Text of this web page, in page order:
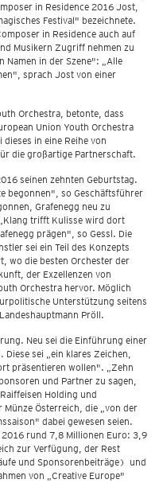
in Residence 2016 Jost,
Festival" bezeichnete.
in Residence auch auf
Musikern Zugriff nehmen zu
Namen in der Szene": „Alle
sprach Jost von einer
Orchestra, betonte, dass
Union Youth Orchestra
dieses in eine Reihe von
die großartige Partnerschaft.
seinen zehnten Geburtstag.
begonnen", so Geschäftsführer
Grafenegg neu zu
trifft Kulisse wird dort
prägen", so Gessl. Die
sei ein Teil des Konzepts
wo die besten Orchester der
der Exzellenzen von
Orchestra hervor. Möglich
Unterstützung seitens
Pröll.
Neu sei die Einführung einer
sei „ein klares Zeichen,
präsentieren wollen". „Zehn
und Partner zu sagen,
Holding und
Österreich, die „von der
dabei gewesen seien.
rund 7,8 Millionen Euro: 3,9
zur Verfügung, der Rest
und Sponsorenbeiträge) und
von „Creative Europe"